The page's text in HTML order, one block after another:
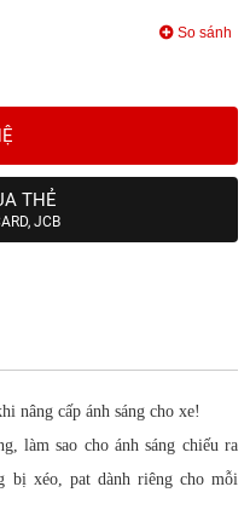
So sánh
THẺ
JCB
nâng cấp ánh sáng cho xe!
làm sao cho ánh sáng chiếu ra
bị xéo, pat dành riêng cho mỗi